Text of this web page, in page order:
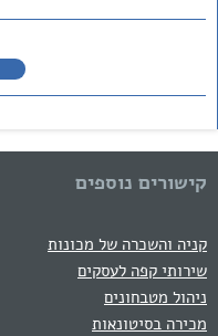
קישורים נוספים
קניה והשכרה של מכונות
שירותי קפה לעסקים
ניהול מטבחונים
מכירה בסיטונאות